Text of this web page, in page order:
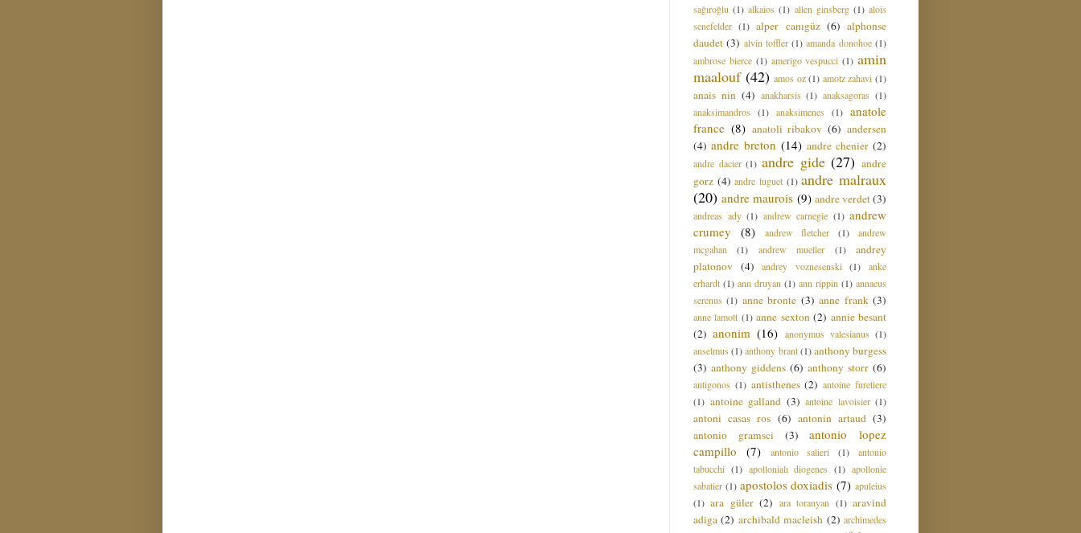
sağıroğlu (1) alkaios (1) allen ginsberg (1) alois
senefelder (1) alper canıgüz (6) alphonse
daudet (3) alvin toffler (1) amanda donohoe (1)
ambrose bierce (1) amerigo vespucci (1) amin
maalouf (42) amos oz (1) amotz zahavi (1)
anais nin (4) anakharsis (1) anaksagoras (1)
anaksimandros
(1) anaksimenes (1) anatole
france (8) anatoli ribakov (6) andersen
(4) andre breton (14) andre chenier (2)
andre dacier (1) andre gide (27) andre
gorz (4) andre luguet (1) andre malraux
(20) andre maurois (9) andre verdet(3)
andreas ady (1) andrew carnegie (1) andrew
crumey
(8) andrew fletcher (1)
andrew
mcgahan
(1) andrew mueller (1)
andrey
platonov (4) andrey voznesenski (1)
anke
erhardt (1) ann druyan (1) ann rippin (1) annaeus
serenus (1) anne bronte (3) anne frank (3)
anne lamott (1) anne sexton (2) annie besant
(2) anonim (16) anonymus valesianus (1)
anselmus (1) anthony brant (1) anthony burgess
(3) anthony giddens (6) anthony storr (6)
antigonos (1) antisthenes (2) antoine furetiere
(1) antoine galland (3) antoine lavoisier (1)
antoni casas ros (6) antonin artaud (3)
antonio gramsci
(3)
antonio lopez
campillo
(7) antonio salieri (1)
antonio
tabucchi (1) apollonialı diogenes (1) apollonie
sabatier (1) apostolos doxiadis (7) apuleius
(1) ara güler (2) ara toranyan (1) aravind
adiga (2) archibald macleish (2) archimedes